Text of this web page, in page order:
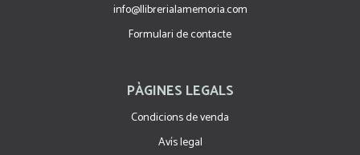
info@llibrerialamemoria.com
Formulari de contacte
PÀGINES LEGALS
Condicions de venda
Avís legal